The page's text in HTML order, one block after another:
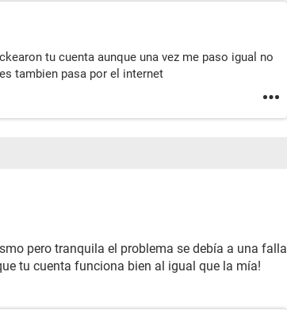
tu cuenta aunque una vez me paso igual no
tambien pasa por el internet
pero tranquila el problema se debía a una falla
tu cuenta funciona bien al igual que la mía!